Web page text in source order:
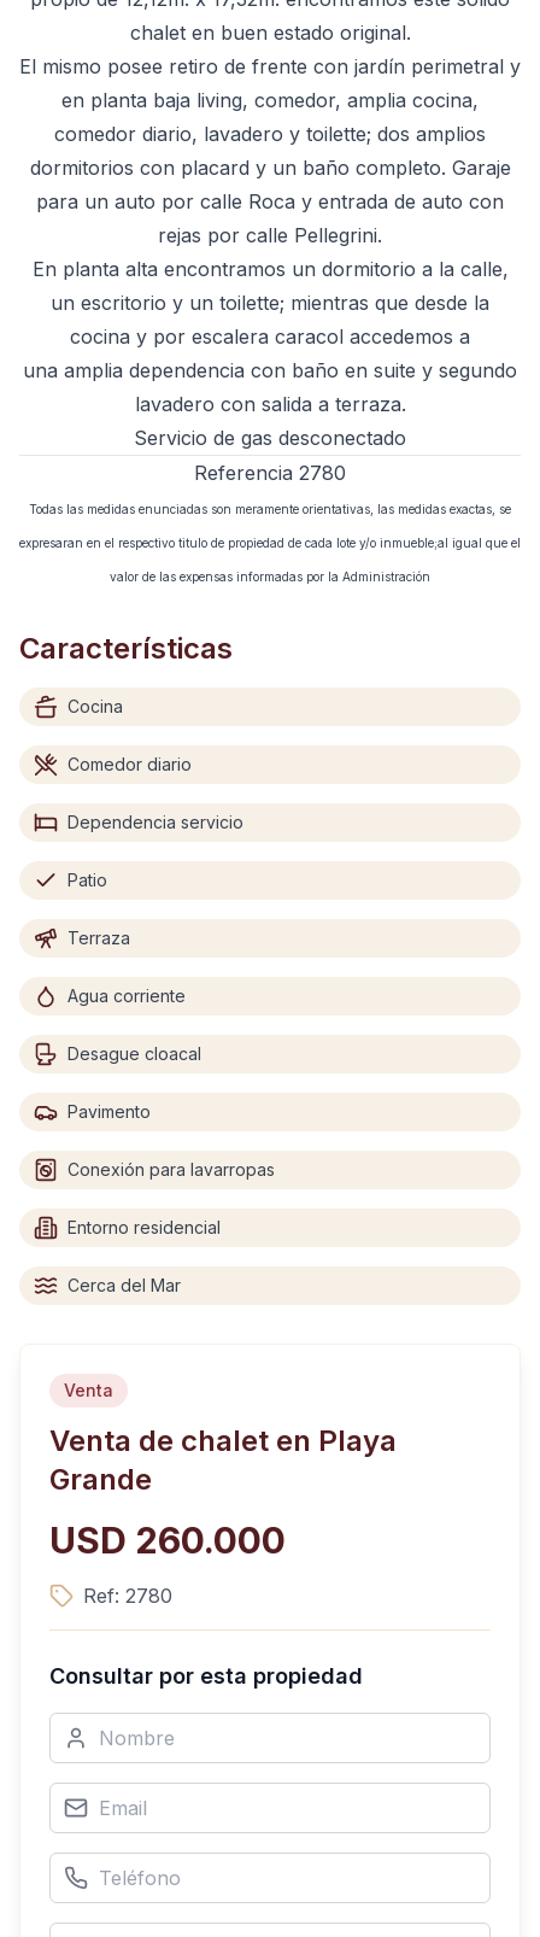
chalet en buen estado original.
El mismo posee retiro de frente con jardín perimetral y
en planta baja living, comedor, amplia cocina,
comedor diario, lavadero y toilette; dos amplios
dormitorios con placard y un baño completo. Garaje
para un auto por calle Roca y entrada de auto con
rejas por calle Pellegrini.
En planta alta encontramos un dormitorio a la calle,
un escritorio y un toilette; mientras que desde la
cocina y por escalera caracol accedemos a
una amplia dependencia con baño en suite y segundo
lavadero con salida a terraza.
Servicio de gas desconectado
Referencia 2780
Todas las medidas enunciadas son meramente orientativas, las medidas exactas, se
expresaran en el respectivo titulo de propiedad de cada lote y/o inmueble;al igual que el
valor de las expensas informadas por la Administración
Características
Cocina
Comedor diario
Dependencia servicio
Patio
Terraza
Agua corriente
Desague cloacal
Pavimento
Conexión para lavarropas
Entorno residencial
Cerca del Mar
Venta
Venta de chalet en Playa
Grande
USD 260.000
Ref: 2780
Consultar por esta propiedad